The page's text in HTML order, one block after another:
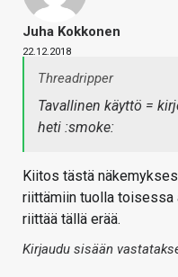
Juha Kokkonen
22.12.2018
Threadripper
Tavallinen käyttö =
heti :smoke:
Kiitos tästä
riittämiin tuolla toisessa
riittää tällä erää.
Kirjaudu sisään